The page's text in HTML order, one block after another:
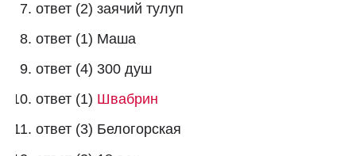
ответ (2) заячий тулуп
ответ (1) Маша
ответ (4) 300 душ
ответ (1) Швабрин
ответ (3) Белогорская